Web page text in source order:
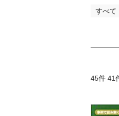
すべて
45件 41